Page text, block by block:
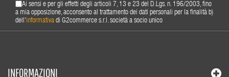
Ai sensi e per gli effetti degli articoli 7, 13 e 23 del D.Lgs. n. 196/2003, fino
a mia opposizione, acconsento al trattamento dei dati personali per la finalità b)
dell'informativa di G2commerce s.r.l. società a socio unico
INFORMAZIONI